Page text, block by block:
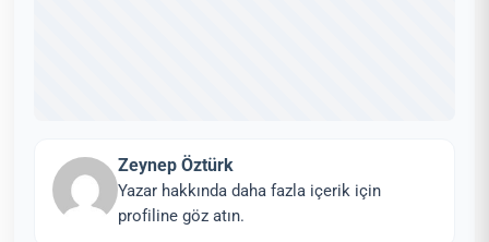
Zeynep Öztürk
Yazar hakkında daha fazla içerik için
profiline göz atın.